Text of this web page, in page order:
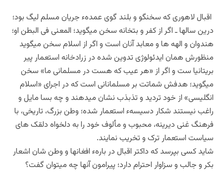
اقبال لاهوری که سخنگو و بلند گوی عمدهء جریان مسلم لیگ بود؛
درین سالها ـ اگر از کفر و بتخانه سخن میگوید؛ المعنی فی البطن او؛
هندوان و الهه ها و معابد آنان است و اگر از اسلام سخن میگوید
منظورش همان ایدئولوژی تدوین شده در زرادخانه استعمار پیر
بریتانیا ست و اگر از «هر عیب که هست در مسلمانی ما» سخن
میگوید؛ هدفش شماتت بر مسلمانانی است که در اجرای «اسلام
انگلیسی» از خود تردید و تذبذب نشان میدهند و چه بسا مایل و
راغب نیستند شکار دسیسهء استعمار شده؛ وطن بزرگ، تاریخی، با
فرهنگ غنی دیرینه، محبوب و مألوف خود را به دلخواه دلقک های
سیاست استعمار ترک و تخریب نمایند.
شاید کسی بپرسد که داکتر اقبال در بارهء افغانها و وطن شان اشعار
بکر و جالب و سزاوار احترام دارد؛ پیرامون آنها چه میتوان گفت؟